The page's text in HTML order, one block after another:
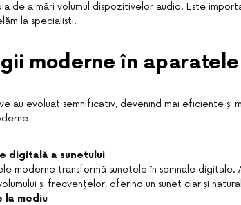
de a mări volumul dispozitivelor audio. Este
la specialiști.
moderne în
au evoluat semnificativ, devenind mai eficiente și
digitală a sunetului
moderne transformă sunetele în semnale
și frecvențelor, oferind un sunet clar și
la mediu